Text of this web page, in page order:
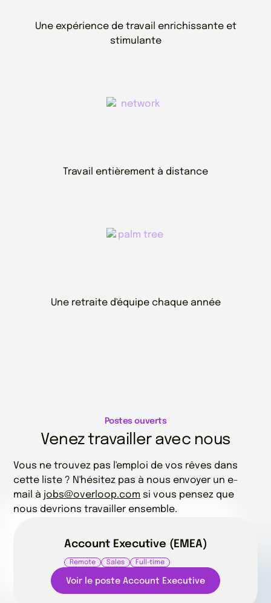
Une expérience de travail enrichissante et
stimulante
Travail entièrement à distance
Une retraite d'équipe chaque année
Postes ouverts
Venez travailler avec nous
Vous ne trouvez pas l'emploi de vos rêves dans
cette liste ? N'hésitez pas à nous envoyer un e-
mail à jobs@overloop.com si vous pensez que
nous devrions travailler ensemble.
Account Executive (EMEA)
Remote Sales Full-time
Voir le poste Account Executive